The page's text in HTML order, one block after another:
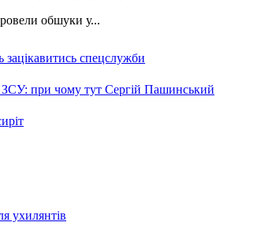
обшуки у...
спецслужби
ЗСУ: при чому тут Сергій Пашинський
ухилянтів